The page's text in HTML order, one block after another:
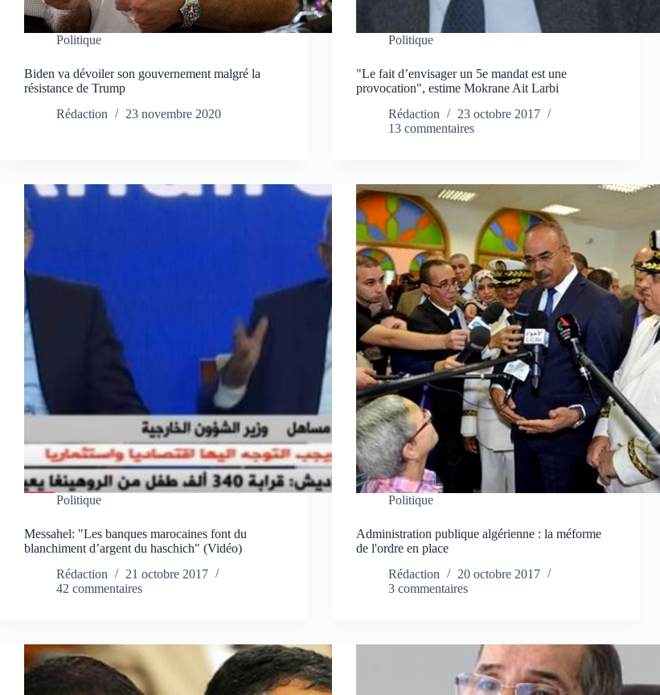
Politique
Biden va dévoiler son gouvernement malgré la
résistance de Trump
Rédaction
23 novembre 2020
Politique
"Le fait d’envisager un 5e mandat est une
provocation", estime Mokrane Ait Larbi
Rédaction
23 octobre 2017
13 commentaires
Politique
Messahel: "Les banques marocaines font du
blanchiment d’argent du haschich" (Vidéo)
Rédaction
21 octobre 2017
42 commentaires
Politique
Administration publique algérienne : la méforme
de l'ordre en place
Rédaction
20 octobre 2017
3 commentaires